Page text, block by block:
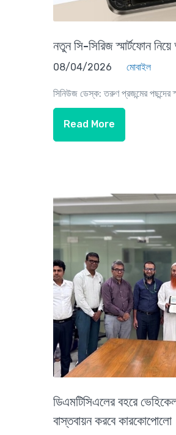
নতুন সি-সিরিজ স্মার্টফোন
08/04/2026 মোবাইল
সিনিউজ ডেস্ক: তরুণ প্রজন্মের পছন্দের
Read More
ডিএমটিসিএলের বহরে
বাস্তবায়ন করবে কারকোপোলো